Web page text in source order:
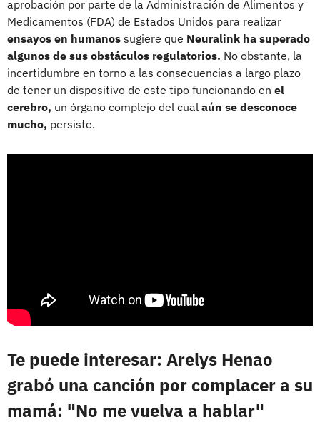
aprobación por parte de la Administración de Alimentos y
Medicamentos (FDA) de Estados Unidos para realizar
ensayos en humanos sugiere que Neuralink ha superado
algunos de sus obstáculos regulatorios. No obstante, la
incertidumbre en torno a las consecuencias a largo plazo
de tener un dispositivo de este tipo funcionando en el
cerebro, un órgano complejo del cual aún se desconoce
mucho, persiste.
Te puede interesar: Arelys Henao
grabó una canción por complacer a su
mamá: "No me vuelva a hablar"